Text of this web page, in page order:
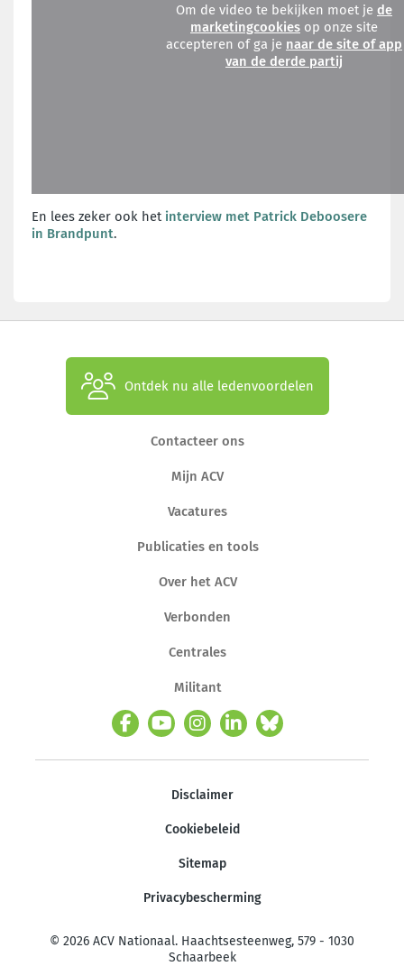
Om de video te bekijken moet je de
marketingcookies op onze site
accepteren of ga je naar de site of app
van de derde partij
En lees zeker ook het interview met Patrick Deboosere
in Brandpunt.
Ontdek nu alle ledenvoordelen
Contacteer ons
Mijn ACV
Vacatures
Publicaties en tools
Over het ACV
Verbonden
Centrales
Militant
Disclaimer
Cookiebeleid
Sitemap
Privacybescherming
© 2026 ACV Nationaal. Haachtsesteenweg, 579 - 1030
Schaarbeek